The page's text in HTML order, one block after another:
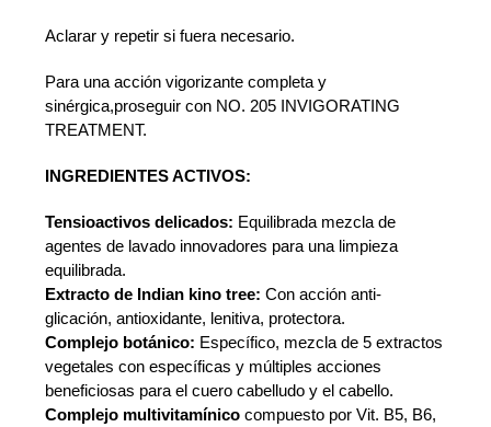
Aclarar y repetir si fuera necesario.
Para una acción vigorizante completa y
sinérgica,proseguir con NO. 205 INVIGORATING
TREATMENT.
INGREDIENTES ACTIVOS:
Tensioactivos delicados: Equilibrada mezcla de
agentes de lavado innovadores para una limpieza
equilibrada.
Extracto de Indian kino tree: Con acción anti-
glicación, antioxidante, lenitiva, protectora.
Complejo botánico: Específico, mezcla de 5 extractos
vegetales con específicas y múltiples acciones
beneficiosas para el cuero cabelludo y el cabello.
Complejo multivitamínico compuesto por Vit. B5, B6,